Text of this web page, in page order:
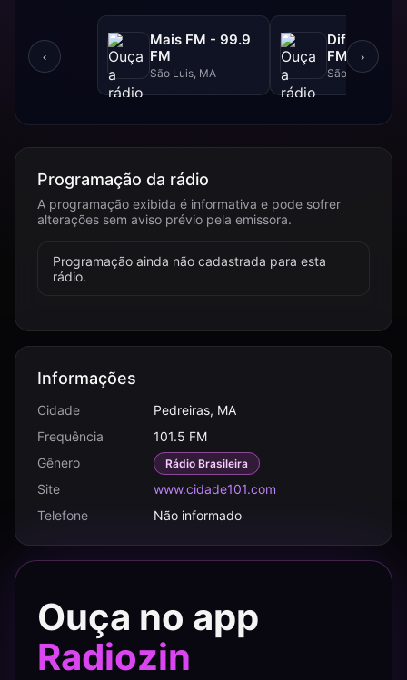
‹
Mais FM - 99.9
FM
São Luis, MA
Difusora -
FM
São Luís, MA
›
Programação da rádio
A programação exibida é informativa e pode sofrer
alterações sem aviso prévio pela emissora.
Programação ainda não cadastrada para esta
rádio.
Informações
Cidade
Pedreiras, MA
Frequência
101.5 FM
Gênero
Rádio Brasileira
Site
www.cidade101.com
Telefone
Não informado
Ouça no app
Radiozin